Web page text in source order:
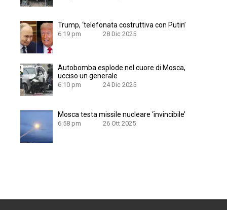
Trump, ‘telefonata costruttiva con Putin’
6:19 pm 28 Dic 2025
Autobomba esplode nel cuore di Mosca,
ucciso un generale
6:10 pm 24 Dic 2025
Mosca testa missile nucleare ‘invincibile’
6:58 pm 26 Ott 2025